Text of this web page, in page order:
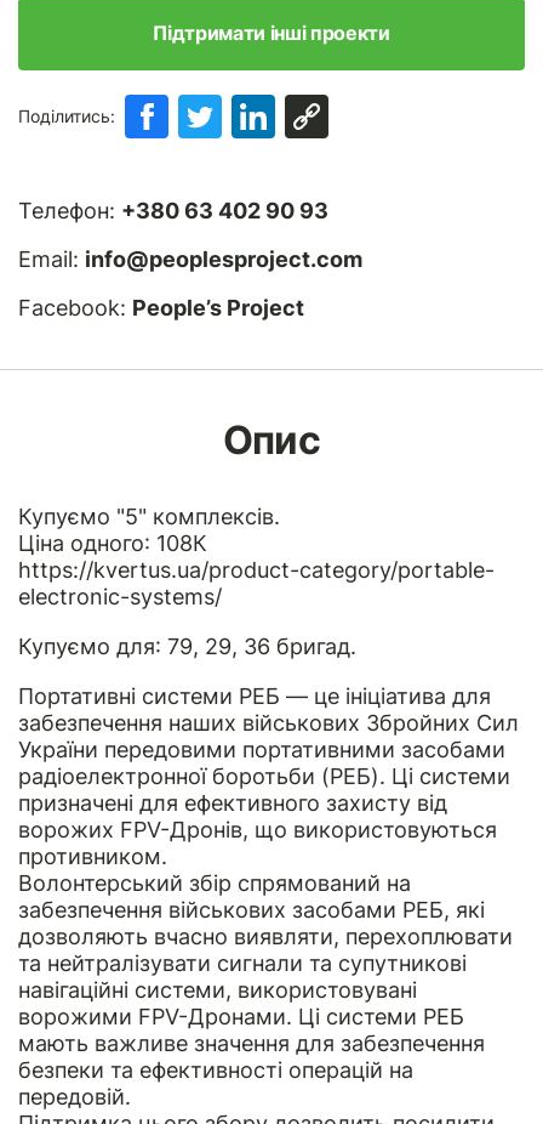
Підтримати інші проекти
Поділитись:
Телефон: +380 63 402 90 93
Email: info@peoplesproject.com
Facebook: People’s Project
Опис
Купуємо "5" комплексів.
Ціна одного: 108К
https://kvertus.ua/product-category/portable-
electronic-systems/
Купуємо для: 79, 29, 36 бригад.
Портативні системи РЕБ — це ініціатива для
забезпечення наших військових Збройних Сил
України передовими портативними засобами
радіоелектронної боротьби (РЕБ). Ці системи
призначені для ефективного захисту від
ворожих FPV-Дронів, що використовуються
противником.
Волонтерський збір спрямований на
забезпечення військових засобами РЕБ, які
дозволяють вчасно виявляти, перехоплювати
та нейтралізувати сигнали та супутникові
навігаційні системи, використовувані
ворожими FPV-Дронами. Ці системи РЕБ
мають важливе значення для забезпечення
безпеки та ефективності операцій на
передовій.